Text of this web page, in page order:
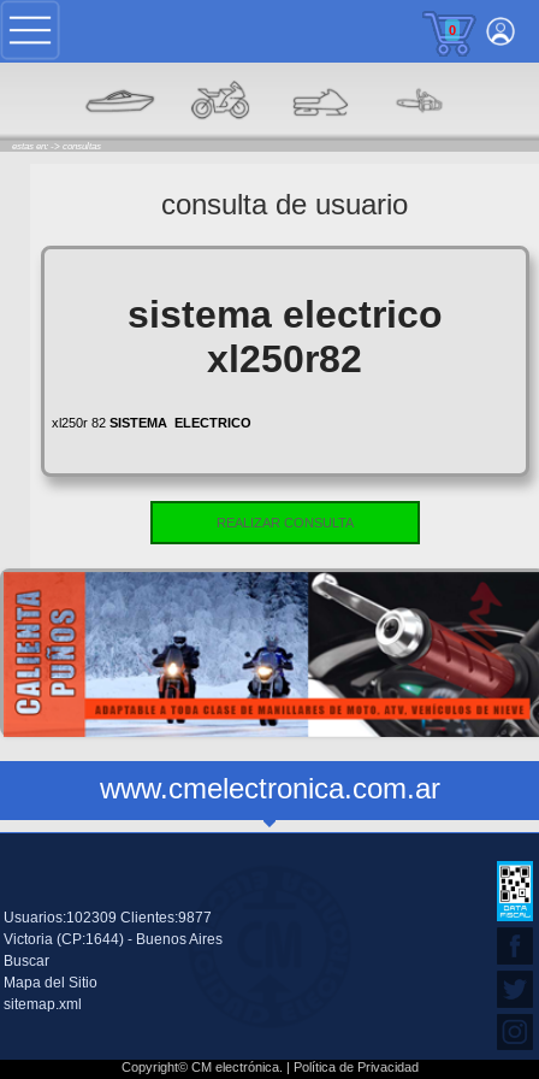
0
estas en: -> consultas
consulta de usuario
sistema electrico
xl250r82
xl250r 82 SISTEMA ELECTRICO
REALIZAR CONSULTA
www.cmelectronica.com.ar
Usuarios:102309 Clientes:9877
Victoria (CP:1644) - Buenos Aires
Buscar
Mapa del Sitio
sitemap.xml
Copyright© CM electrónica. | Política de Privacidad